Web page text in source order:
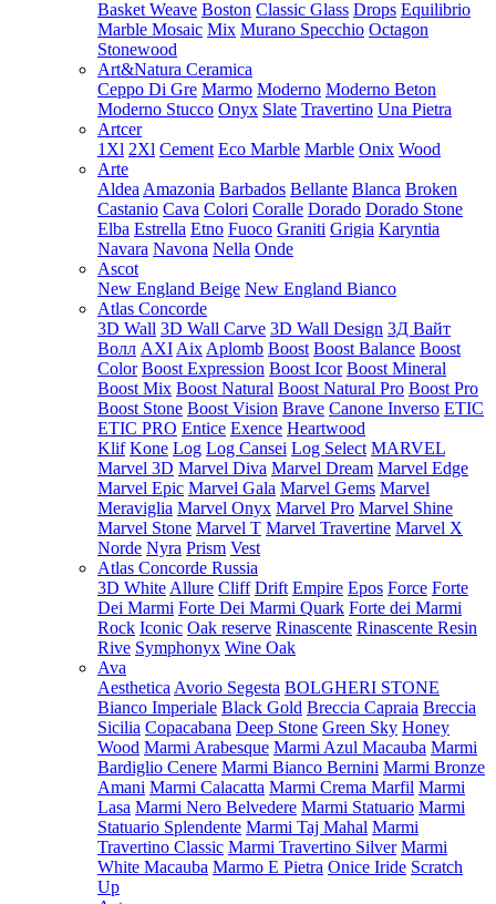
Basket Weave Boston Classic Glass Drops Equilibrio
Marble Mosaic Mix Murano Specchio Octagon
Stonewood
Art&Natura Ceramica
Ceppo Di Gre Marmo Moderno Moderno Beton
Moderno Stucco Onyx Slate Travertino Una Pietra
Artcer
1Xl 2Xl Cement Eco Marble Marble Onix Wood
Arte
Aldea Amazonia Barbados Bellante Blanca Broken
Castanio Cava Colori Coralle Dorado Dorado Stone
Elba Estrella Etno Fuoco Graniti Grigia Karyntia
Navara Navona Nella Onde
Ascot
New England Beige New England Bianco
Atlas Concorde
3D Wall 3D Wall Carve 3D Wall Design 3Д Вайт
Волл AXI Aix Aplomb Boost Boost Balance Boost
Color Boost Expression Boost Icor Boost Mineral
Boost Mix Boost Natural Boost Natural Pro Boost Pro
Boost Stone Boost Vision Brave Canone Inverso ETIC
ETIC PRO Entice Exence Heartwood
Klif Kone Log Log Cansei Log Select MARVEL
Marvel 3D Marvel Diva Marvel Dream Marvel Edge
Marvel Epic Marvel Gala Marvel Gems Marvel
Meraviglia Marvel Onyx Marvel Pro Marvel Shine
Marvel Stone Marvel T Marvel Travertine Marvel X
Norde Nyra Prism Vest
Atlas Concorde Russia
3D White Allure Cliff Drift Empire Epos Force Forte
Dei Marmi Forte Dei Marmi Quark Forte dei Marmi
Rock Iconic Oak reserve Rinascente Rinascente Resin
Rive Symphonyx Wine Oak
Ava
Aesthetica Avorio Segesta BOLGHERI STONE
Bianco Imperiale Black Gold Breccia Capraia Breccia
Sicilia Copacabana Deep Stone Green Sky Honey
Wood Marmi Arabesque Marmi Azul Macauba Marmi
Bardiglio Cenere Marmi Bianco Bernini Marmi Bronze
Amani Marmi Calacatta Marmi Crema Marfil Marmi
Lasa Marmi Nero Belvedere Marmi Statuario Marmi
Statuario Splendente Marmi Taj Mahal Marmi
Travertino Classic Marmi Travertino Silver Marmi
White Macauba Marmo E Pietra Onice Iride Scratch
Up